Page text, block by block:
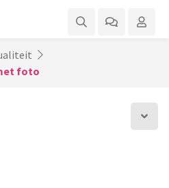
foto